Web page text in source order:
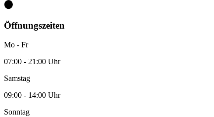
Öffnungszeiten
Mo - Fr
07:00 - 21:00 Uhr
Samstag
09:00 - 14:00 Uhr
Sonntag